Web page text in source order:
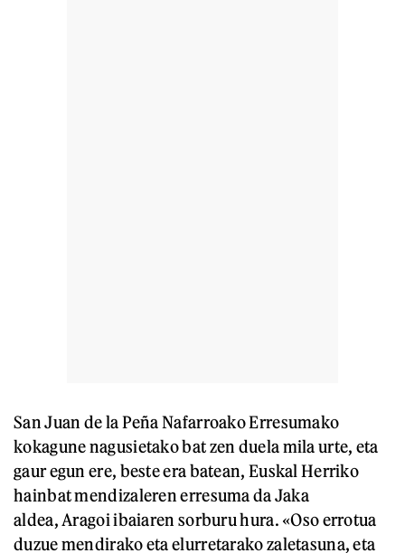
San Juan de la Peña Nafarroako Erresumako
kokagune nagusietako bat zen duela mila urte, eta
gaur egun ere, beste era batean, Euskal Herriko
hainbat mendizaleren erresuma da Jaka
aldea, Aragoi ibaiaren sorburu hura. «Oso errotua
duzue mendirako eta elurretarako zaletasuna, eta